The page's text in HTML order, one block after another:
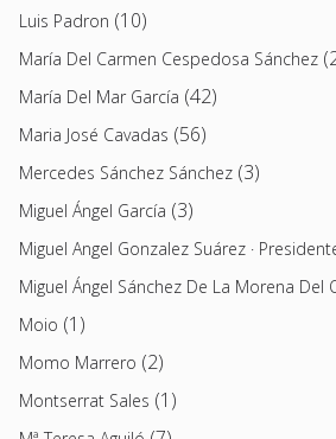
Luis Padron (10)
María Del Carmen Cespedosa Sánchez
María Del Mar García (42)
Maria José Cavadas (56)
Mercedes Sánchez Sánchez (3)
Miguel Ángel García (3)
Miguel Angel Gonzalez Suárez ·
Miguel Ángel Sánchez De La Morena Del
Moio (1)
Momo Marrero (2)
Montserrat Sales (1)